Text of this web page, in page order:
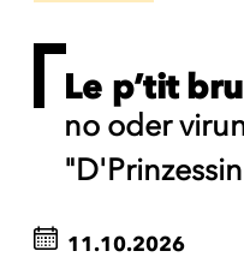
Le p’tit
no oder
11.10.2026